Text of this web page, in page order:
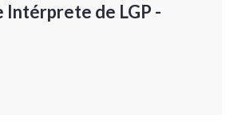
Intérprete de LGP -